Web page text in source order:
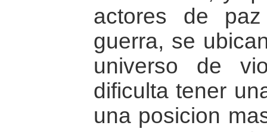
actores de
guerra, se
universo de
dificulta tener
una posicion